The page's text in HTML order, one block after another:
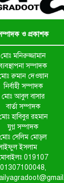
ও প্রকাশক
মোঃ মনিরুজ্জামান
সম্পাদক
রুমান দেওয়ান
নির্বাহী সম্পাদক
মোঃ আবুল বাসার
বার্তা সম্পাদক
হাবিবুর রহমান
যুগ্ন সম্পাদক
মোঃ সেলিম মোড়ল
ইসলাম
019107
01307100048,